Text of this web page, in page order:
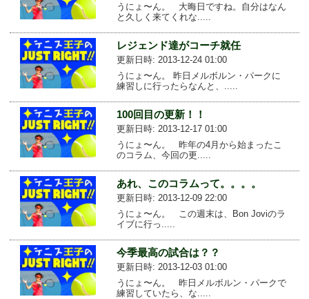
うにょ〜ん。 大晦日ですね。自分はなん
と久しく来てくれな.....
レジェンド達がコーチ就任
更新日時: 2013-12-24 01:00
うにょ〜ん。 昨日メルボルン・パークに
練習しに行ったらなんと、.....
100回目の更新！！
更新日時: 2013-12-17 01:00
うにょ〜ん。 昨年の4月から始まったこ
のコラム、今回の更.....
あれ、このコラムって。。。。
更新日時: 2013-12-09 22:00
うにょ〜ん。 この週末は、Bon Joviのラ
イブに行っ.....
今季最高の試合は？？
更新日時: 2013-12-03 01:00
うにょ〜ん。 昨日メルボルン・パークで
練習していたら、な.....